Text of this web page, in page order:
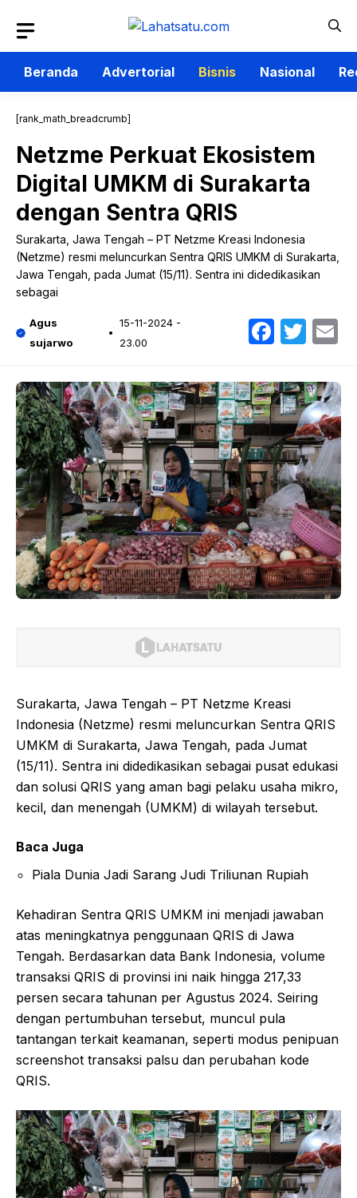
isi
Beranda
Advertorial Bisnis Nasional
[rank_math_breadcrumb]
Netzme Perkuat Ekosistem
Digital UMKM di Surakarta
dengan Sentra QRIS
Surakarta, Jawa Tengah – PT Netzme Kreasi Indonesia
(Netzme) resmi meluncurkan Sentra QRIS UMKM di Surakarta,
Jawa Tengah, pada Jumat (15/11). Sentra ini didedikasikan
sebagai
Agus
sujarwo
15-11-2024 -
23.00
Surakarta, Jawa Tengah – PT Netzme Kreasi
Indonesia (Netzme) resmi meluncurkan Sentra QRIS
UMKM di Surakarta, Jawa Tengah, pada Jumat
(15/11). Sentra ini didedikasikan sebagai pusat edukasi
dan solusi QRIS yang aman bagi pelaku usaha mikro,
kecil, dan menengah (UMKM) di wilayah tersebut.
Baca Juga
Piala Dunia Jadi Sarang Judi Triliunan Rupiah
Kehadiran Sentra QRIS UMKM ini menjadi jawaban
atas meningkatnya penggunaan QRIS di Jawa
Tengah. Berdasarkan data Bank Indonesia, volume
transaksi QRIS di provinsi ini naik hingga 217,33
persen secara tahunan per Agustus 2024. Seiring
dengan pertumbuhan tersebut, muncul pula
tantangan terkait keamanan, seperti modus penipuan
screenshot transaksi palsu dan perubahan kode
QRIS.